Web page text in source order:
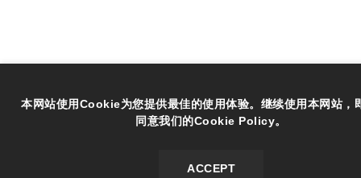
本网站使用Cookie为您提供最佳的使用体验。继续使用本网站，
同意我们的Cookie Policy。
ACCEPT